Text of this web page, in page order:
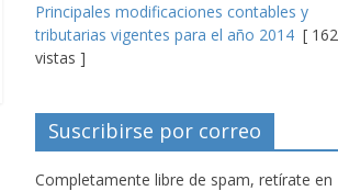
Principales modificaciones contables y
tributarias vigentes para el año 2014 [
vistas ]
Suscribirse por correo
Completamente libre de spam, retírate en